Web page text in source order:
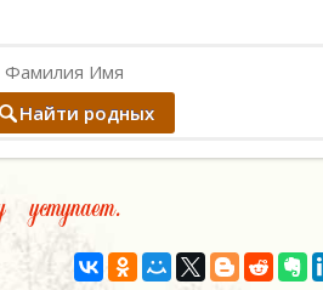
Найти родных